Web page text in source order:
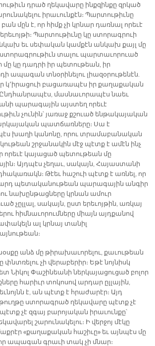
դրած ղեկավարը ինքզինքը զրկած
իրաւունքէն։ Պարտութիւնը
մըն է, որ հիմք չի կրնար դառնալ որեւէ
Պարտութիւնը կը ստորագրուի
եւ սեփական կամքէն անկախ քայլ մը
ստորագրութիւն տալու պարտաւորուած
մը կը դադրի իր պետութեան, իր
ապագան տնօրինելու լիազօրութենէն.
կ՚իրացուի բացառապէս իր քաղաքական
Ընդհանրապէս, մասնաւորապէս նաեւ
պարագային այստեղ որեւէ
չունին՝ յառաջ քշուած ենթակայական
պատճառները։ Սա է
խաղի կանոնը, որու տրամաբանական
շրջանակին մէջ պէտք է ամէն ինչ
որեւէ կայացած պետութեան մը
Այդպէս չեղաւ, սակայն, Հայաստանի
Թէեւ հաշուի պէտք է առնել, որ
պետականութեան պարագային անգիր
նախընթացները կրնան ամուր
չըլլալ, սակայն, ըստ երեւոյթին, առկայ
հիմնաւորումները միայն այդքանով
ալ կրնայ տանիլ
անձ մը թիրախաւորելու, քաւութեան
չի վերաբերիր։ Եթէ նոյնիսկ
Նիկոլ Փաշինեանի ներկայացուցած բոլոր
հարիւր տոկոսով արդար ըլլային,
է, ան պէտք է հրաժարէր։ Այդ
ստորագրած ղեկավարը պէտք չէ
պէտք չէ զգայ բարոյական իրաւունքը՝
շարունակելու։ Ի վերջոյ մէկը
«քաղաքական հաշիւը» եւ այնպէս մը
ապագան գրաւի տակ չի մնար։